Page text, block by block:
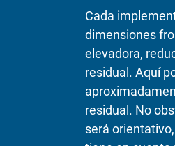
Cada
dimensiones
elevadora,
residual. Aquí
residual. No
será